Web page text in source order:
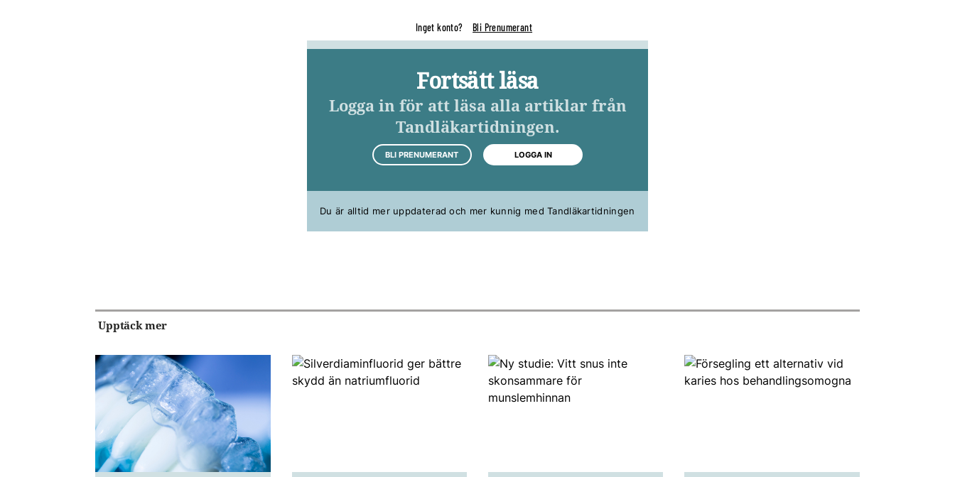
Inget konto? Bli Prenumerant
Fortsätt läsa
Logga in för att läsa alla artiklar från
Tandläkartidningen.
BLI PRENUMERANT LOGGA IN
Du är alltid mer uppdaterad och mer kunnig med Tandläkartidningen
Upptäck mer